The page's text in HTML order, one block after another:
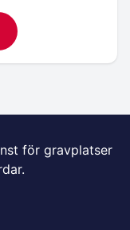
för gravplatser